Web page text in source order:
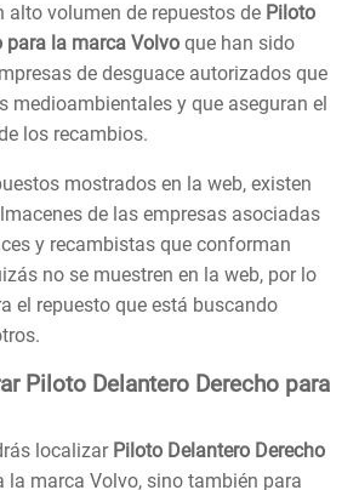
alto volumen de repuestos de Piloto
para la marca Volvo que han sido
de desguace autorizados que
medioambientales y que aseguran el
los recambios.
mostrados en la web, existen
de las empresas asociadas
y recambistas que conforman
no se muestren en la web, por lo
el repuesto que está buscando
Piloto Delantero Derecho para
localizar Piloto Delantero Derecho
la marca Volvo, sino también para